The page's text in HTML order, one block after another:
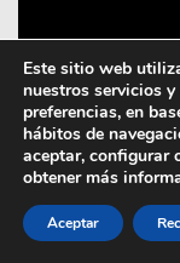
Este sitio web
nuestros servicios
preferencias, en
hábitos de
aceptar, configurar
obtener más
Aceptar
Este sitio web
nuestros servicios
preferencias, en
hábitos de
aceptar, configurar
obtener más
Aceptar